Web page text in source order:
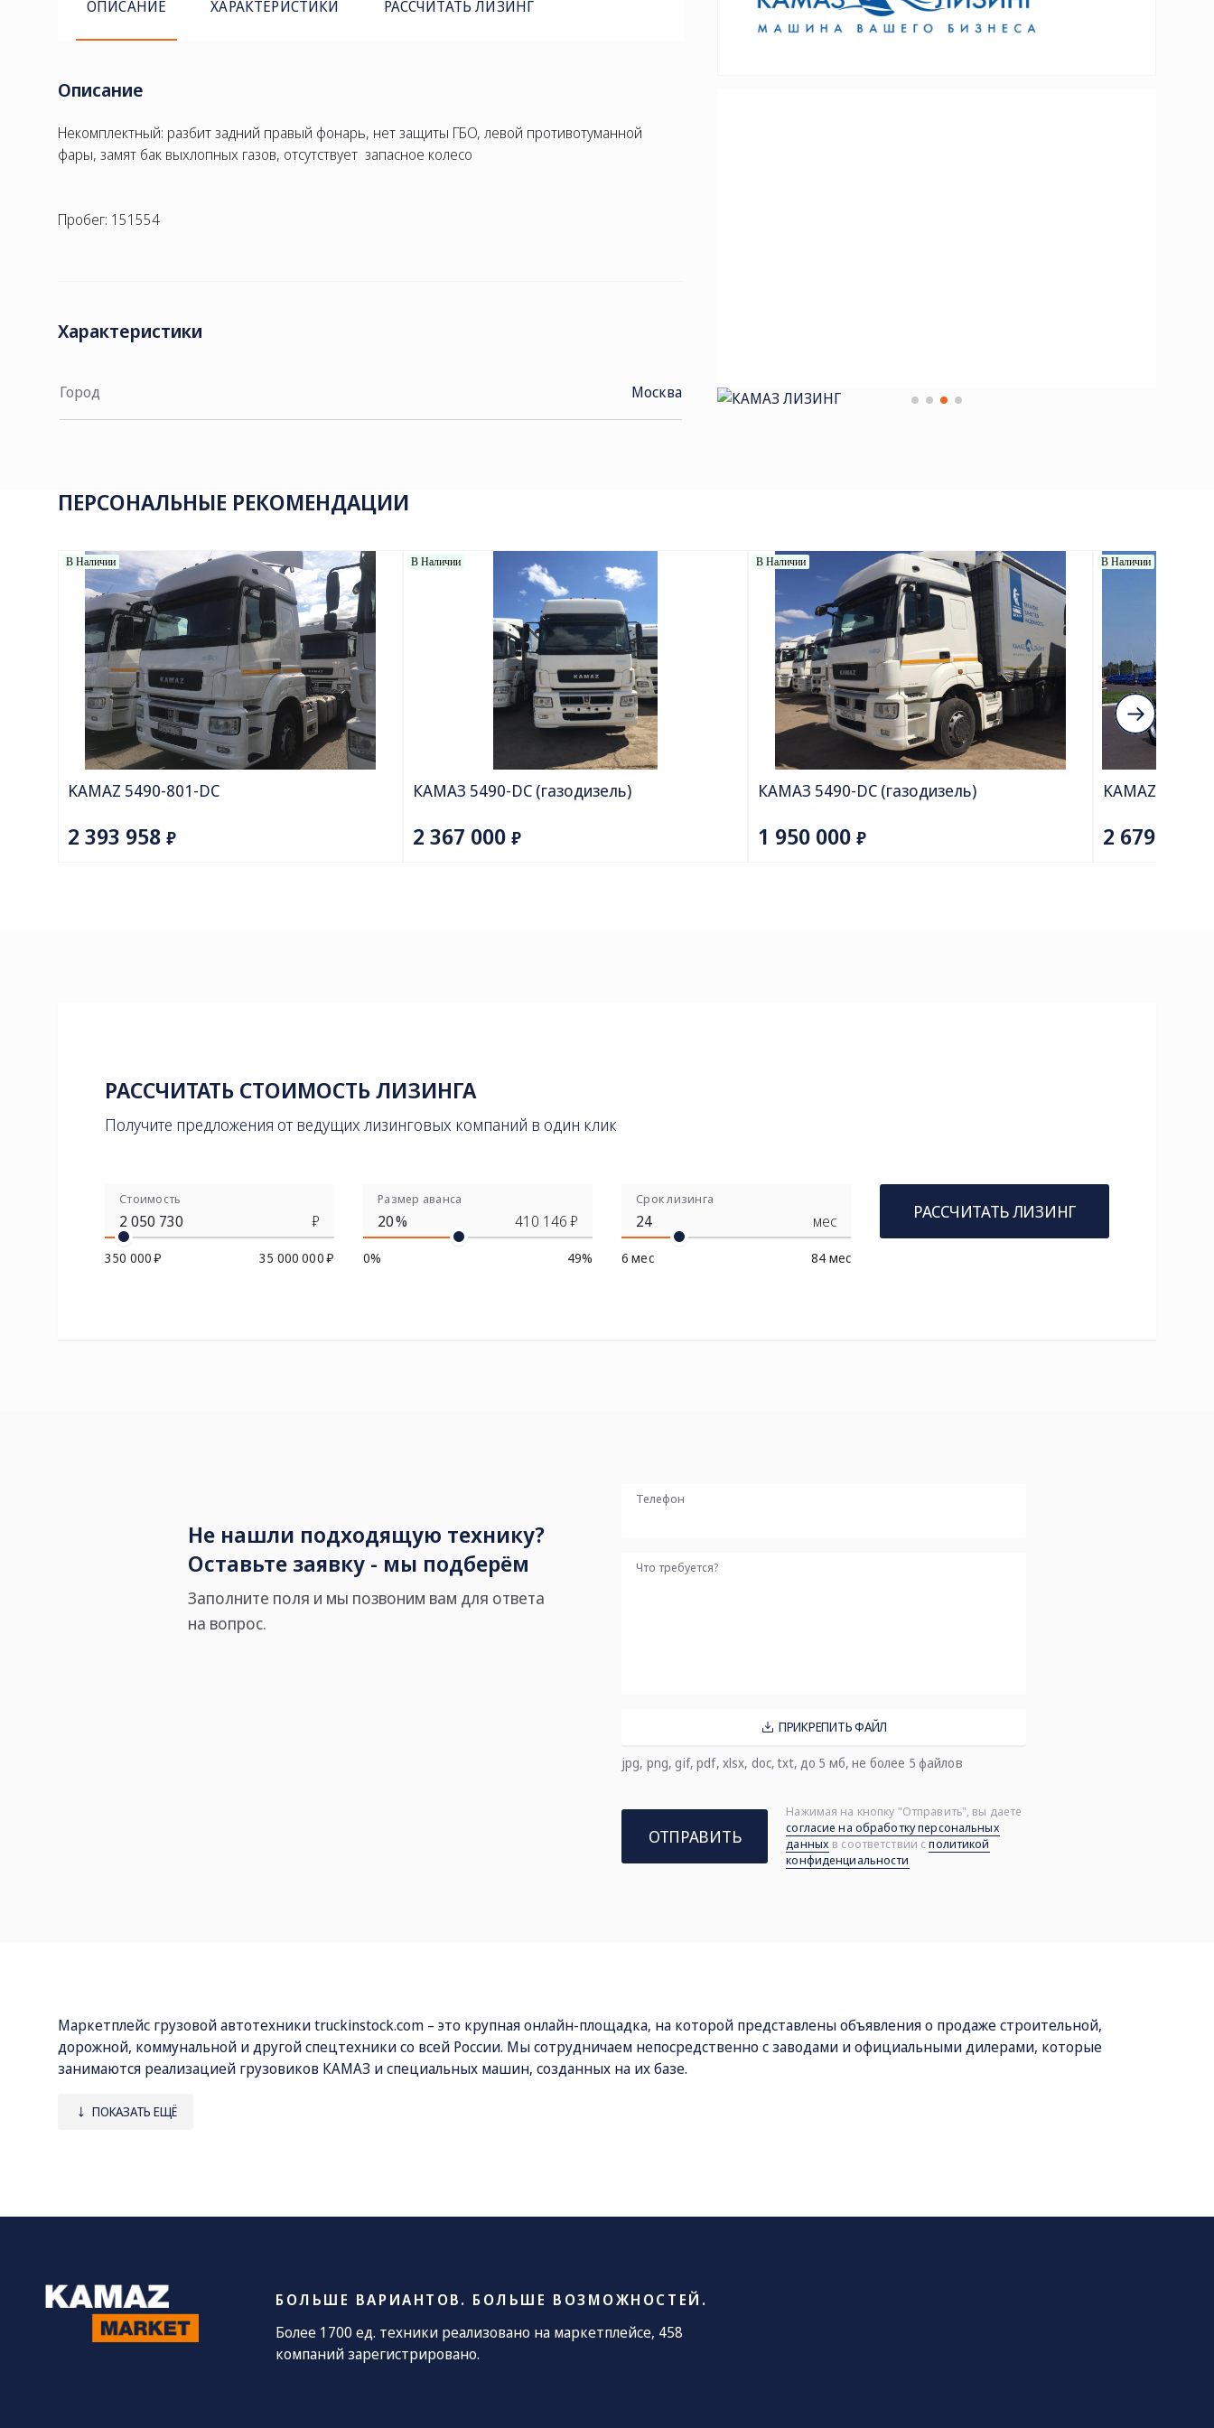
ОПИСАНИЕ ХАРАКТЕРИСТИКИ РАССЧИТАТЬ ЛИЗИНГ
Описание
Некомплектный: разбит задний правый фонарь, нет защиты ГБО, левой противотуманной
фары, замят бак выхлопных газов, отсутствует запасное колесо
Пробег: 151554
Характеристики
Город Москва
РАССЧИТАТЬ СТОИМОСТЬ ЛИЗИНГА
Получите предложения от ведущих лизинговых компаний в один клик
Стоимость
₽
350 000 ₽ 35 000 000 ₽
Размер аванса
% 410 146 ₽
0% 49%
Срок лизинга
мес
6 мес 84 мес
РАССЧИТАТЬ ЛИЗИНГ
Не нашли подходящую технику?
Оставьте заявку - мы подберём
Заполните поля и мы позвоним вам для ответа
на вопрос.
Телефон
Что требуется?
ПРИКРЕПИТЬ ФАЙЛ
jpg, png, gif, pdf, xlsx, doc, txt, до 5 мб, не более 5 файлов
ОТПРАВИТЬ
Нажимая на кнопку "Отправить", вы даете
согласие на обработку персональных
данных в соответствии сполитикой
конфиденциальности
Маркетплейс грузовой автотехникиtruckinstock.com – это крупная онлайн-площадка, на которой представлены объявления о продаже строительной,
дорожной, коммунальной и другой спецтехники со всей России. Мы сотрудничаем непосредственно с заводами и официальными дилерами, которые
занимаются реализацией грузовиков КАМАЗ и специальных машин, созданных на их базе.
Наш каталог включает следующие виды спецтехники:
• краны-манипуляторы;
• мусоровозы, поливочные машины, бункеровозы и прочая коммунальная техника;
• бурильные машины;
• фургоны, автоцистерны, бортовые автомобили;
• бульдозеры, экскаваторы, фронтальные погрузчики, мини-погрузчики.
ПОКАЗАТЬ ЕЩЁ
БОЛЬШЕ ВАРИАНТОВ. БОЛЬШЕ ВОЗМОЖНОСТЕЙ.
Более 1700 ед. техники реализовано на маркетплейсе, 458
компаний зарегистрировано.